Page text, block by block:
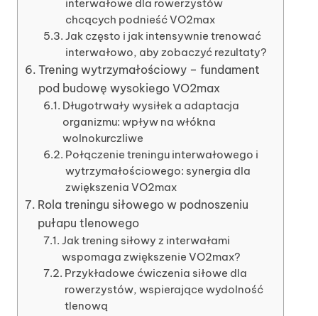
interwałowe dla rowerzystów
chcących podnieść VO2max
Jak często i jak intensywnie trenować
interwałowo, aby zobaczyć rezultaty?
Trening wytrzymałościowy – fundament
pod budowę wysokiego VO2max
Długotrwały wysiłek a adaptacja
organizmu: wpływ na włókna
wolnokurczliwe
Połączenie treningu interwałowego i
wytrzymałościowego: synergia dla
zwiększenia VO2max
Rola treningu siłowego w podnoszeniu
pułapu tlenowego
Jak trening siłowy z interwałami
wspomaga zwiększenie VO2max?
Przykładowe ćwiczenia siłowe dla
rowerzystów, wspierające wydolność
tlenową